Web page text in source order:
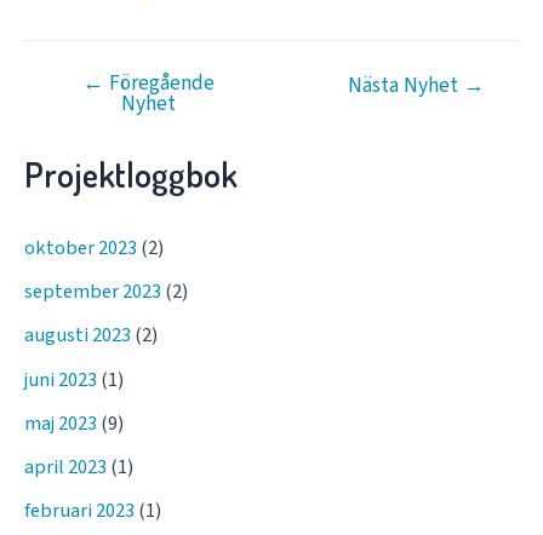
Inläggsnavigering
← Föregående
Nyhet
Nästa Nyhet →
Projektloggbok
oktober 2023 (2)
september 2023 (2)
augusti 2023 (2)
juni 2023 (1)
maj 2023 (9)
april 2023 (1)
februari 2023 (1)